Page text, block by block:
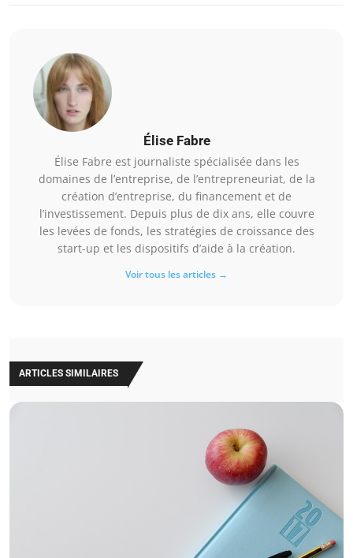
Élise Fabre
Élise Fabre est journaliste spécialisée dans les
domaines de l’entreprise, de l’entrepreneuriat, de la
création d’entreprise, du financement et de
l’investissement. Depuis plus de dix ans, elle couvre
les levées de fonds, les stratégies de croissance des
start-up et les dispositifs d’aide à la création.
Voir tous les articles →
ARTICLES SIMILAIRES